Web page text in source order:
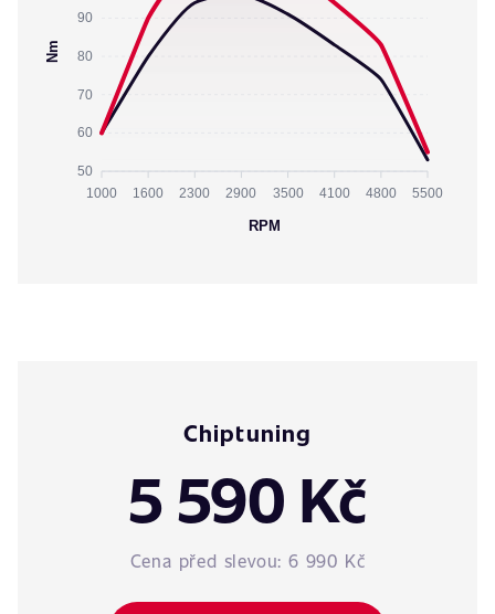
90
80
70
60
50
Nm
1000 1600 2300 2900 3500 4100 4800 5500
RPM
Chiptuning
5 590 Kč
Cena před slevou: 6 990 Kč